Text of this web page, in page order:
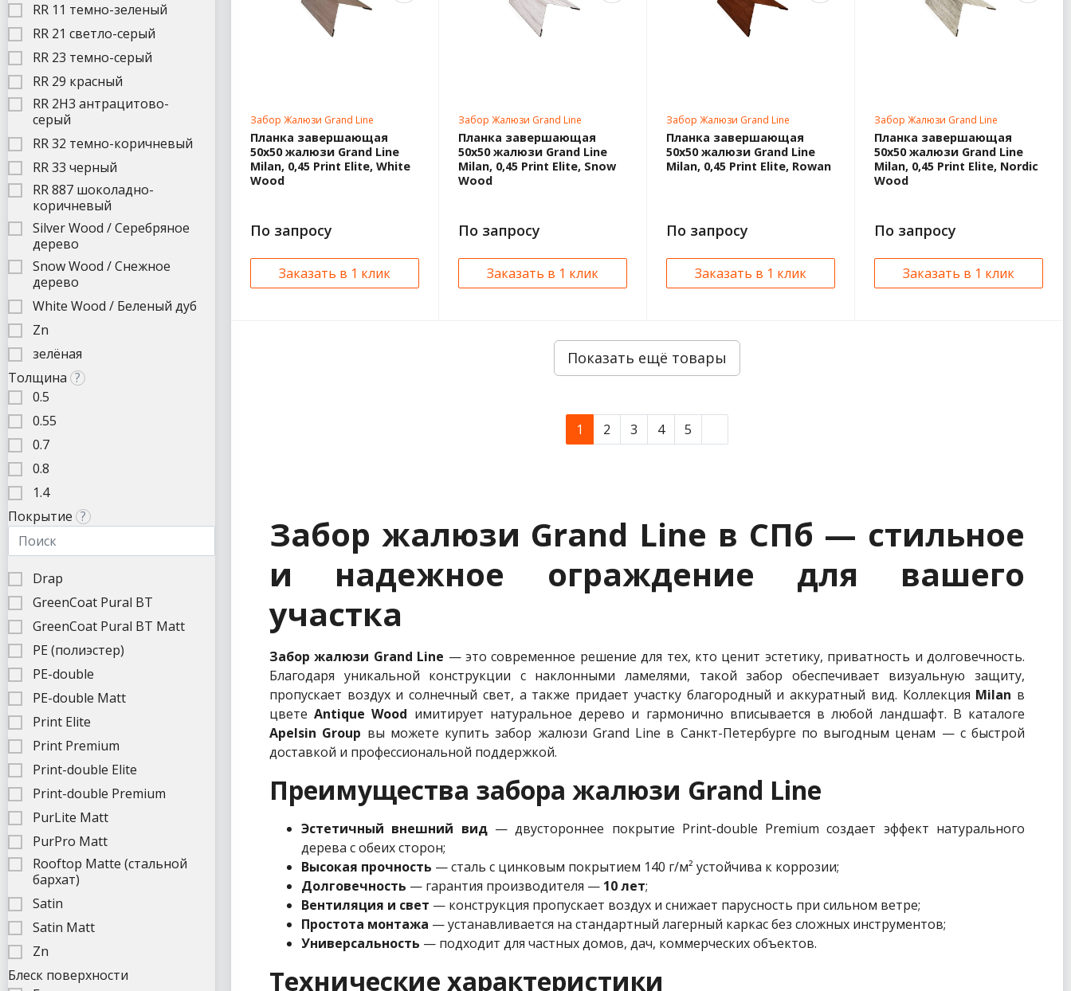
Забор Жалюзи Grand Line
Планка завершающая
50х50 жалюзи Grand Line
Milan, 0,45 Print Elite, White
Wood
По запросу
Заказать в 1 клик
Забор Жалюзи Grand Line
Планка завершающая
50х50 жалюзи Grand Line
Milan, 0,45 Print Elite, Snow
Wood
По запросу
Заказать в 1 клик
Забор Жалюзи Grand Line
Планка завершающая
50х50 жалюзи Grand Line
Milan, 0,45 Print Elite, Rowan
По запросу
Заказать в 1 клик
Забор Жалюзи Grand Line
Планка завершающая
50х50 жалюзи Grand Line
Milan, 0,45 Print Elite, Nordic
Wood
По запросу
Заказать в 1 клик
Показать ещё товары
1 2 3 4 5
Забор жалюзи Grand Line в СПб — стильное
и надежное ограждение для вашего
участка
Забор жалюзи Grand Line — это современное решение для тех, кто ценит эстетику, приватность и долговечность.
Благодаря уникальной конструкции с наклонными ламелями, такой забор обеспечивает визуальную защиту,
пропускает воздух и солнечный свет, а также придает участку благородный и аккуратный вид. Коллекция Milan в
цветеAntique Wood имитирует натуральное дерево и гармонично вписывается в любой ландшафт. В каталоге
Apelsin Group вы можете купить забор жалюзи Grand Line в Санкт-Петербурге по выгодным ценам — с быстрой
доставкой и профессиональной поддержкой.
Преимущества забора жалюзи Grand Line
Эстетичный внешний вид— двустороннее покрытие Print-double Premium создает эффект натурального
дерева с обеих сторон;
Высокая прочность — сталь с цинковым покрытием 140 г/м² устойчива к коррозии;
Долговечность — гарантия производителя — 10 лет;
Вентиляция и свет — конструкция пропускает воздух и снижает парусность при сильном ветре;
Простота монтажа — устанавливается на стандартный лагерный каркас без сложных инструментов;
Универсальность — подходит для частных домов, дач, коммерческих объектов.
Технические характеристики
RR 11 темно-зеленый
RR 21 светло-серый
RR 23 темно-серый
RR 29 красный
RR 2H3 антрацитово-
серый
RR 32 темно-коричневый
RR 33 черный
RR 887 шоколадно-
коричневый
Silver Wood / Серебряное
дерево
Snow Wood / Снежное
дерево
White Wood / Беленый дуб
Zn
зелёная
Толщина ?
0.5
0.55
0.7
0.8
1.4
Покрытие ?
Drap
GreenCoat Pural BT
GreenCoat Pural BT Matt
PE (полиэстер)
PE-double
PE-double Matt
Print Elite
Print Premium
Print-double Elite
Print-double Premium
PurLite Matt
PurPro Matt
Rooftop Matte (стальной
бархат)
Satin
Satin Matt
Zn
Блеск поверхности